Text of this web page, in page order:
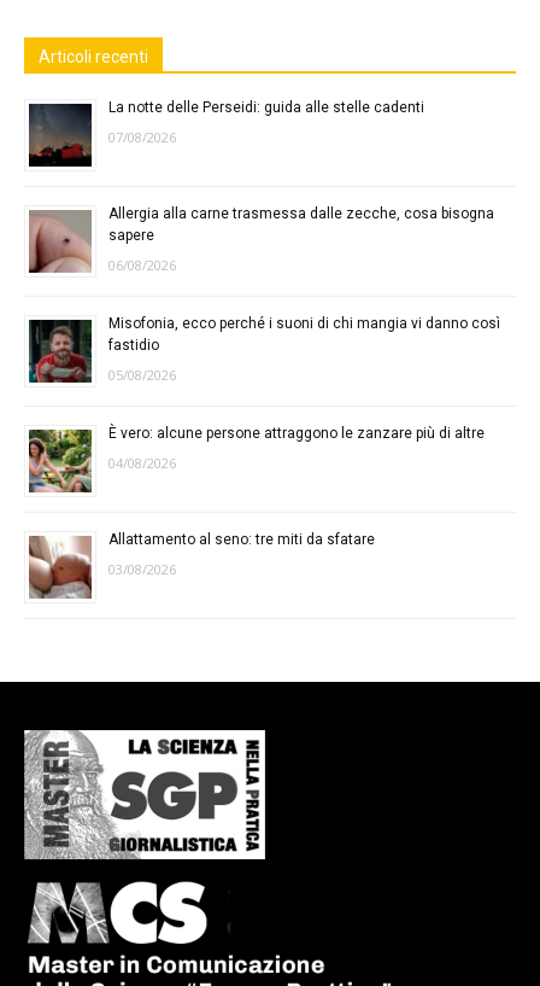
Articoli recenti
La notte delle Perseidi: guida alle stelle cadenti
07/08/2026
Allergia alla carne trasmessa dalle zecche, cosa bisogna
sapere
06/08/2026
Misofonia, ecco perché i suoni di chi mangia vi danno così
fastidio
05/08/2026
È vero: alcune persone attraggono le zanzare più di altre
04/08/2026
Allattamento al seno: tre miti da sfatare
03/08/2026